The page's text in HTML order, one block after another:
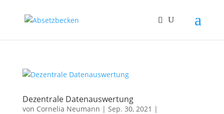
Dezentrale Datenauswertung
von Cornelia Neumann | Sep. 30, 2021 |